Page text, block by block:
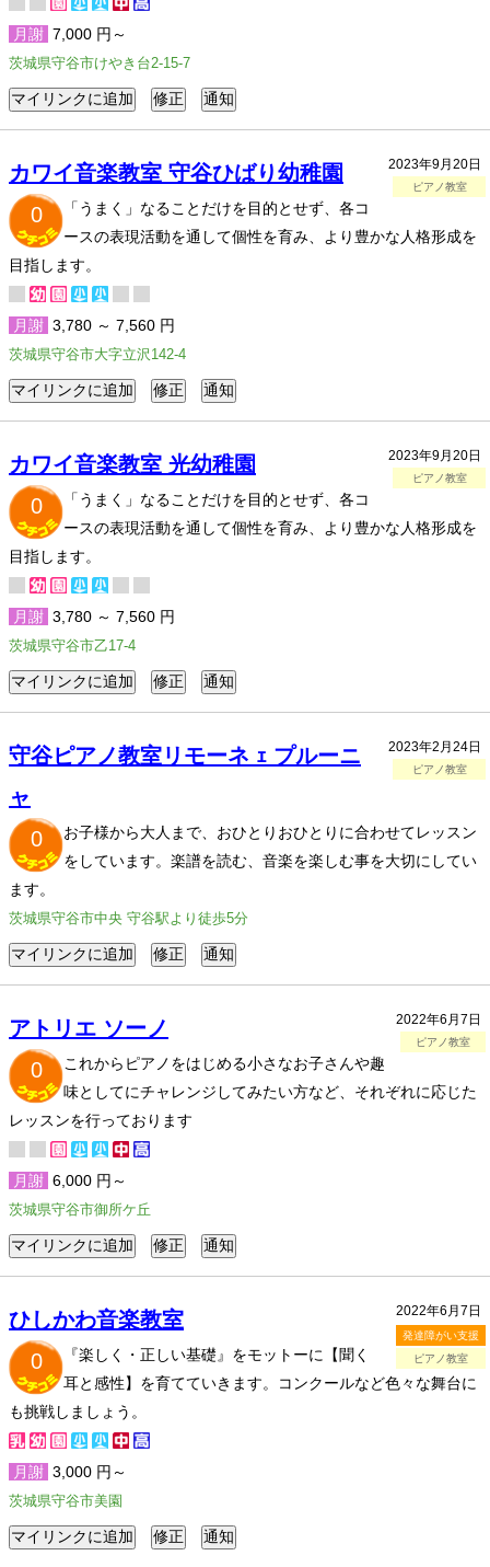
月謝 7,000 円～
茨城県守谷市けやき台2-15-7
2023年9月20日
ピアノ教室
カワイ音楽教室 守谷ひばり幼稚園
0
「うまく」なることだけを目的とせず、各コ
ースの表現活動を通して個性を育み、より豊かな人格形成を
目指します。
月謝 3,780 ～ 7,560 円
茨城県守谷市大字立沢142-4
2023年9月20日
ピアノ教室
カワイ音楽教室 光幼稚園
0
「うまく」なることだけを目的とせず、各コ
ースの表現活動を通して個性を育み、より豊かな人格形成を
目指します。
月謝 3,780 ～ 7,560 円
茨城県守谷市乙17-4
2023年2月24日
ピアノ教室
守谷ピアノ教室リモーネ ｪ プルーニ
ャ
0
お子様から大人まで、おひとりおひとりに合わせてレッスン
をしています。楽譜を読む、音楽を楽しむ事を大切にしてい
ます。
茨城県守谷市中央 守谷駅より徒歩5分
2022年6月7日
ピアノ教室
アトリエ ソーノ
0
これからピアノをはじめる小さなお子さんや趣
味としてにチャレンジしてみたい方など、それぞれに応じた
レッスンを行っております
月謝 6,000 円～
茨城県守谷市御所ケ丘
2022年6月7日
発達障がい支援
ピアノ教室
ひしかわ音楽教室
0
『楽しく・正しい基礎』をモットーに【聞く
耳と感性】を育てていきます。コンクールなど色々な舞台に
も挑戦しましょう。
月謝 3,000 円～
茨城県守谷市美園